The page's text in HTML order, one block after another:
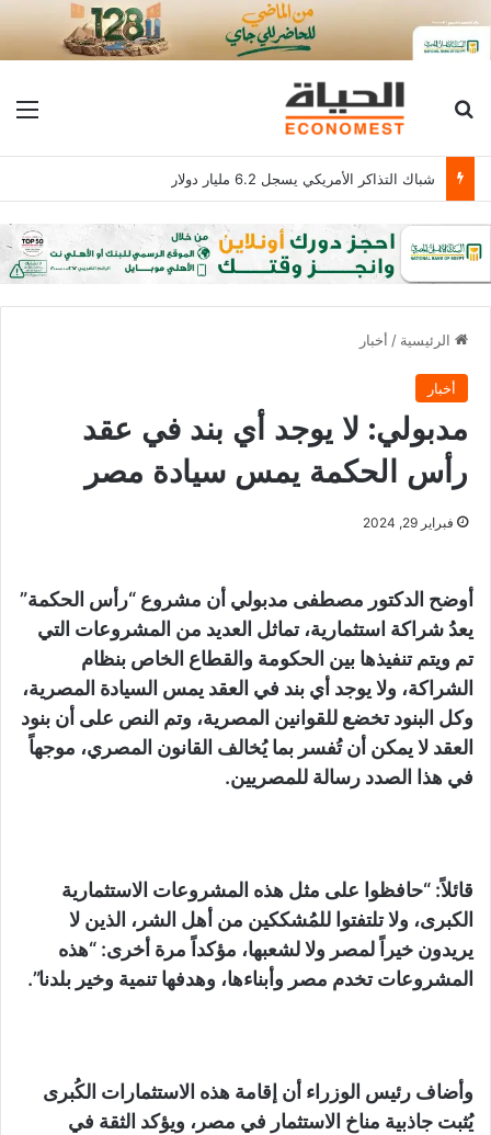
بحث عن
شباك التذاكر الأمريكي يسجل 6.2 مليار دولار
الرئيسية / أخبار
أخبار
مدبولي: لا يوجد أي بند في عقد
رأس الحكمة يمس سيادة مصر
فبراير 29, 2024
أوضح الدكتور مصطفى مدبولي أن مشروع “رأس الحكمة”
يعدُ شراكة استثمارية، تماثل العديد من المشروعات التي
تم ويتم تنفيذها بين الحكومة والقطاع الخاص بنظام
الشراكة، ولا يوجد أي بند في العقد يمس السيادة المصرية،
وكل البنود تخضع للقوانين المصرية، وتم النص على أن بنود
العقد لا يمكن أن تُفسر بما يُخالف القانون المصري، موجهاً
في هذا الصدد رسالة للمصريين.
قائلاً: “حافظوا على مثل هذه المشروعات الاستثمارية
الكبرى، ولا تلتفتوا للمُشككين من أهل الشر، الذين لا
يريدون خيراً لمصر ولا لشعبها، مؤكداً مرة أخرى: “هذه
المشروعات تخدم مصر وأبناءها، وهدفها تنمية وخير بلدنا”.
وأضاف رئيس الوزراء أن إقامة هذه الاستثمارات الكُبرى
يُثبت جاذبية مناخ الاستثمار في مصر، ويؤكد الثقة في